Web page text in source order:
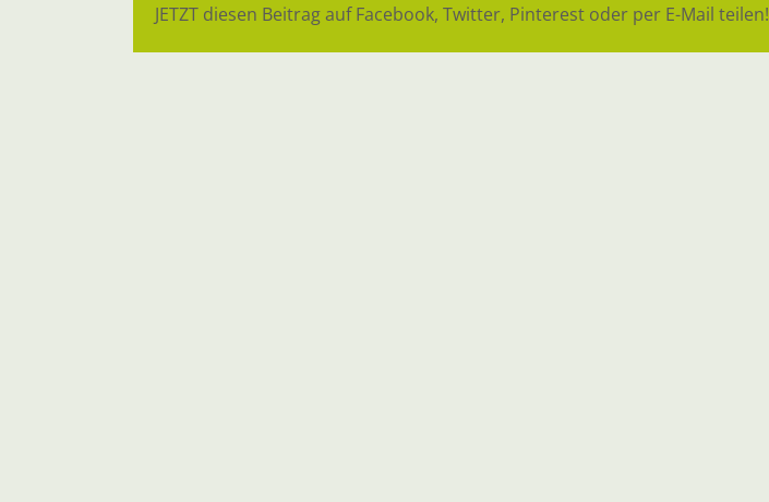
JETZT diesen Beitrag auf Facebook, Twitter, Pinterest oder per E-Mail teilen!